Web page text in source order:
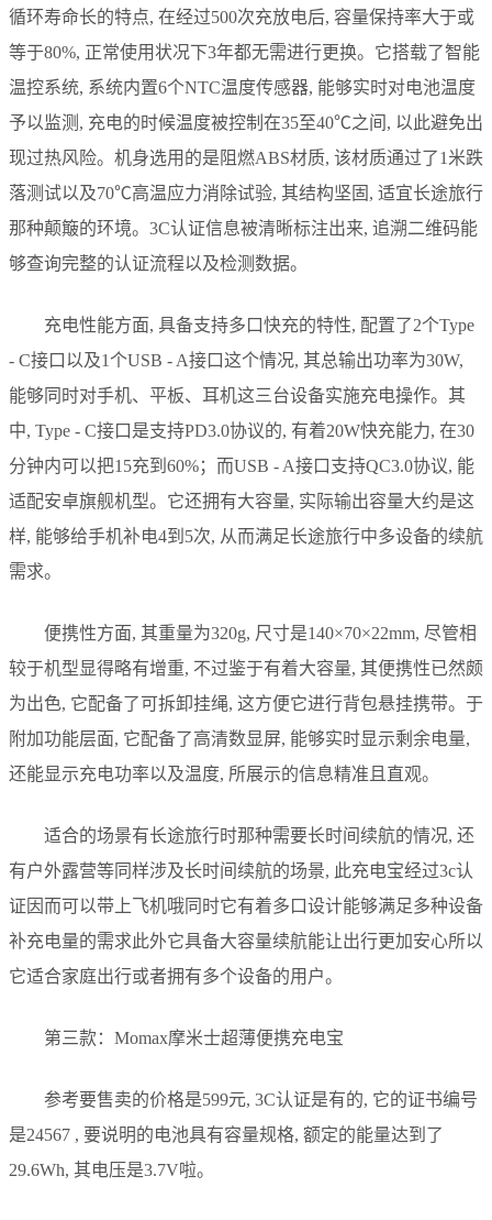
循环寿命长的特点, 在经过500次充放电后, 容量保持率大于或
等于80%, 正常使用状况下3年都无需进行更换。它搭载了智能
温控系统, 系统内置6个NTC温度传感器, 能够实时对电池温度
予以监测, 充电的时候温度被控制在35至40℃之间, 以此避免出
现过热风险。机身选用的是阻燃ABS材质, 该材质通过了1米跌
落测试以及70℃高温应力消除试验, 其结构坚固, 适宜长途旅行
那种颠簸的环境。3C认证信息被清晰标注出来, 追溯二维码能
够查询完整的认证流程以及检测数据。
充电性能方面, 具备支持多口快充的特性, 配置了2个Type
- C接口以及1个USB - A接口这个情况, 其总输出功率为30W,
能够同时对手机、平板、耳机这三台设备实施充电操作。其
中, Type - C接口是支持PD3.0协议的, 有着20W快充能力, 在30
分钟内可以把15充到60%；而USB - A接口支持QC3.0协议, 能
适配安卓旗舰机型。它还拥有大容量, 实际输出容量大约是这
样, 能够给手机补电4到5次, 从而满足长途旅行中多设备的续航
需求。
便携性方面, 其重量为320g, 尺寸是140×70×22mm, 尽管相
较于机型显得略有增重, 不过鉴于有着大容量, 其便携性已然颇
为出色, 它配备了可拆卸挂绳, 这方便它进行背包悬挂携带。于
附加功能层面, 它配备了高清数显屏, 能够实时显示剩余电量,
还能显示充电功率以及温度, 所展示的信息精准且直观。
适合的场景有长途旅行时那种需要长时间续航的情况, 还
有户外露营等同样涉及长时间续航的场景, 此充电宝经过3c认
证因而可以带上飞机哦同时它有着多口设计能够满足多种设备
补充电量的需求此外它具备大容量续航能让出行更加安心所以
它适合家庭出行或者拥有多个设备的用户。
第三款：Momax摩米士超薄便携充电宝
参考要售卖的价格是599元, 3C认证是有的, 它的证书编号
是24567 , 要说明的电池具有容量规格, 额定的能量达到了
29.6Wh, 其电压是3.7V啦。